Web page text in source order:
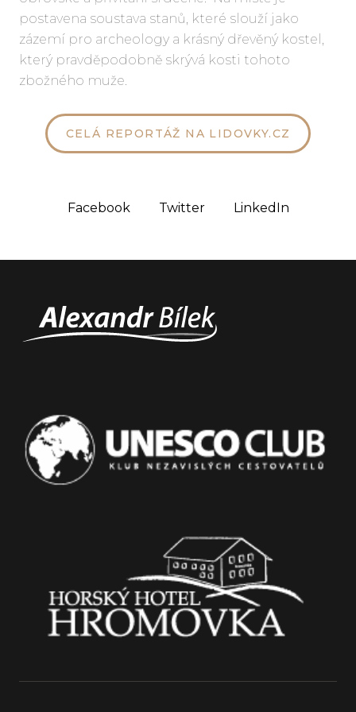
postavena soustava stanů, které slouží jako
zázemí pro archeology a krásný dřevěný kostel,
který pravděpodobně skrývá kosti tohoto
zbožného muže.
CELÁ REPORTÁŽ NA LIDOVKY.CZ
Facebook Twitter LinkedIn